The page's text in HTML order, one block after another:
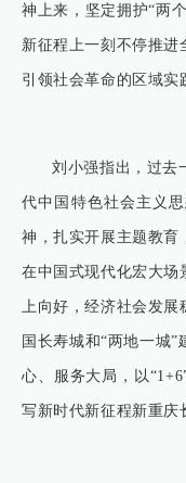
神上来，坚定拥护“两
新征程上一刻不停推进
引领社会革命的区域实
刘小强指出，过去
代中国特色社会主义
神，扎实开展主题教育
在中国式现代化宏大场
上向好，经济社会发
国长寿城和“两地一城
心、服务大局，以
写新时代新征程新重庆